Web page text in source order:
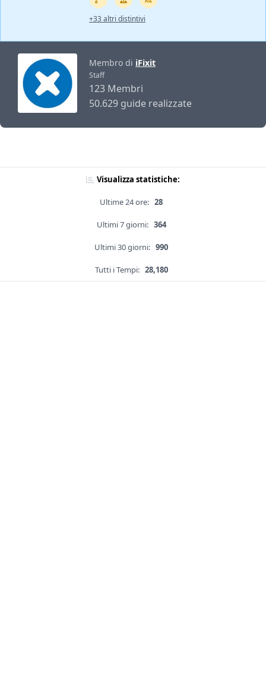
+33 altri distintivi
Membro di iFixit
Staff
123 Membri
50.629 guide realizzate
Visualizza statistiche:
Ultime 24 ore: 28
Ultimi 7 giorni: 364
Ultimi 30 giorni: 990
Tutti i Tempi: 28,180